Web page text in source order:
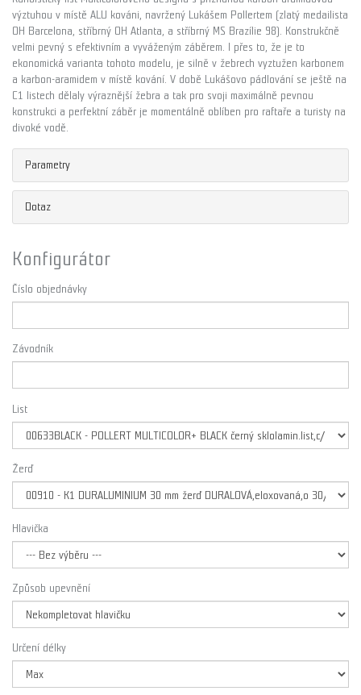
výztuhou v místě ALU kováni, navržený Lukášem Pollertem (zlatý medailista
OH Barcelona, stříbrný OH Atlanta, a stříbrný MS Brazílie 98). Konstrukčně
velmi pevný s efektivním a vyváženým záběrem. I přes to, že je to
ekonomická varianta tohoto modelu, je silně v žebrech vyztužen karbonem
a karbon-aramidem v místě kování. V době Lukášovo pádlování se ještě na
C1 listech dělaly výraznější žebra a tak pro svoji maximálně pevnou
konstrukci a perfektní záběr je momentálně oblíben pro raftaře a turisty na
divoké vodě.
Parametry
Dotaz
Konfigurátor
Číslo objednávky
Závodník
List
Žerď
Hlavička
Způsob upevnění
Určení délky